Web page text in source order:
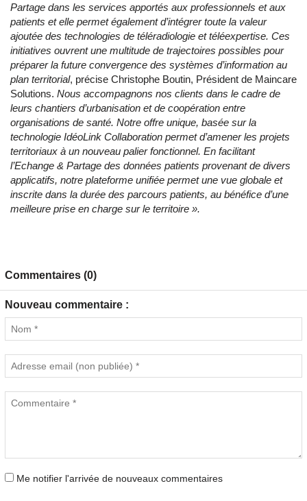
Partage dans les services apportés aux professionnels et aux
patients et elle permet également d’intégrer toute la valeur
ajoutée des technologies de téléradiologie et téléexpertise. Ces
initiatives ouvrent une multitude de trajectoires possibles pour
préparer la future convergence des systèmes d’information au
plan territorial, précise Christophe Boutin, Président de Maincare
Solutions. Nous accompagnons nos clients dans le cadre de
leurs chantiers d’urbanisation et de coopération entre
organisations de santé. Notre offre unique, basée sur la
technologie IdéoLink Collaboration permet d’amener les projets
territoriaux à un nouveau palier fonctionnel. En facilitant
l’Echange & Partage des données patients provenant de divers
applicatifs, notre plateforme unifiée permet une vue globale et
inscrite dans la durée des parcours patients, au bénéfice d’une
meilleure prise en charge sur le territoire ».
Commentaires (0)
Nouveau commentaire :
Me notifier l'arrivée de nouveaux commentaires